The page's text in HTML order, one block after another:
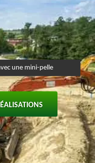
une mini-pelle